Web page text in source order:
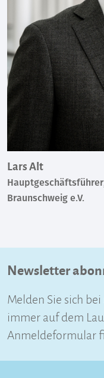
Lars Alt
Braunschweig e.V.
Newsletter
Melden Sie sich
immer auf dem
Anmeldeformular